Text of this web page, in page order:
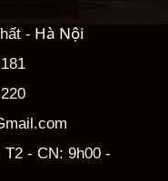
- Hà Nội
T2 - CN: 9h00 -